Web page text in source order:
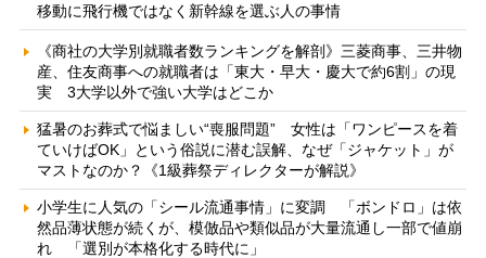
移動に飛行機ではなく新幹線を選ぶ人の事情
《商社の大学別就職者数ランキングを解剖》三菱商事、三井物
産、住友商事への就職者は「東大・早大・慶大で約6割」の現
実 3大学以外で強い大学はどこか
猛暑のお葬式で悩ましい“喪服問題” 女性は「ワンピースを着
ていけばOK」という俗説に潜む誤解、なぜ「ジャケット」が
マストなのか？《1級葬祭ディレクターが解説》
小学生に人気の「シール流通事情」に変調 「ボンドロ」は依
然品薄状態が続くが、模倣品や類似品が大量流通し一部で値崩
れ 「選別が本格化する時代に」